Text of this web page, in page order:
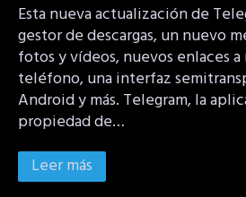
Esta nueva actualización de
gestor de descargas, un nuevo
fotos y vídeos, nuevos enlaces
teléfono, una interfaz
Android y más. Telegram, la
propiedad de…
Leer más